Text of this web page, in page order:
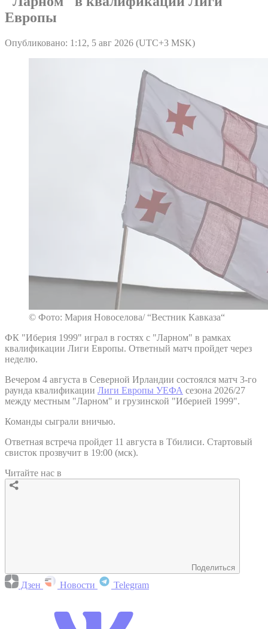
Европы
Опубликовано: 1:12, 5 авг 2026 (UTC+3 MSK)
© Фото: Мария Новоселова/ “Вестник Кавказа“
ФК "Иберия 1999" играл в гостях с "Ларном" в рамках
квалификации Лиги Европы. Ответный матч пройдет через
неделю.
Вечером 4 августа в Северной Ирландии состоялся матч 3-го
раунда квалификации Лиги Европы УЕФА сезона 2026/27
между местным "Ларном" и грузинской "Иберией 1999".
Команды сыграли вничью.
Ответная встреча пройдет 11 августа в Тбилиси. Стартовый
свисток прозвучит в 19:00 (мск).
Читайте нас в
Поделиться
Дзен Новости Telegram